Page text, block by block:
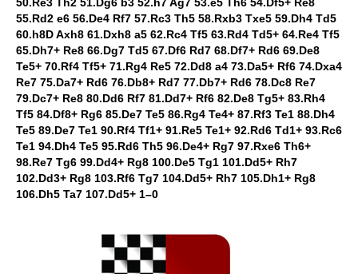
55.Rd2 e6 56.De4 Rf7 57.Rc3 Th5 58.Rxb3 Txe5 59.Dh4 Td5
60.h8D Axh8 61.Dxh8 a5 62.Rc4 Tf5 63.Rd4 Td5+ 64.Re4 Tf5
65.Dh7+ Re8 66.Dg7 Td5 67.Df6 Rd7 68.Df7+ Rd6 69.De8
Te5+ 70.Rf4 Tf5+ 71.Rg4 Re5 72.Dd8 a4 73.Da5+ Rf6 74.Dxa4
Re7 75.Da7+ Rd6 76.Db8+ Rd7 77.Db7+ Rd6 78.Dc8 Re7
79.Dc7+ Re8 80.Dd6 Rf7 81.Dd7+ Rf6 82.De8 Tg5+ 83.Rh4
Tf5 84.Df8+ Rg6 85.De7 Te5 86.Rg4 Te4+ 87.Rf3 Te1 88.Dh4
Te5 89.De7 Te1 90.Rf4 Tf1+ 91.Re5 Te1+ 92.Rd6 Td1+ 93.Rc6
Te1 94.Dh4 Te5 95.Rd6 Th5 96.De4+ Rg7 97.Rxe6 Th6+
98.Re7 Tg6 99.Dd4+ Rg8 100.De5 Tg1 101.Dd5+ Rh7
102.Dd3+ Rg8 103.Rf6 Tg7 104.Dd5+ Rh7 105.Dh1+ Rg8
106.Dh5 Ta7 107.Dd5+ 1–0